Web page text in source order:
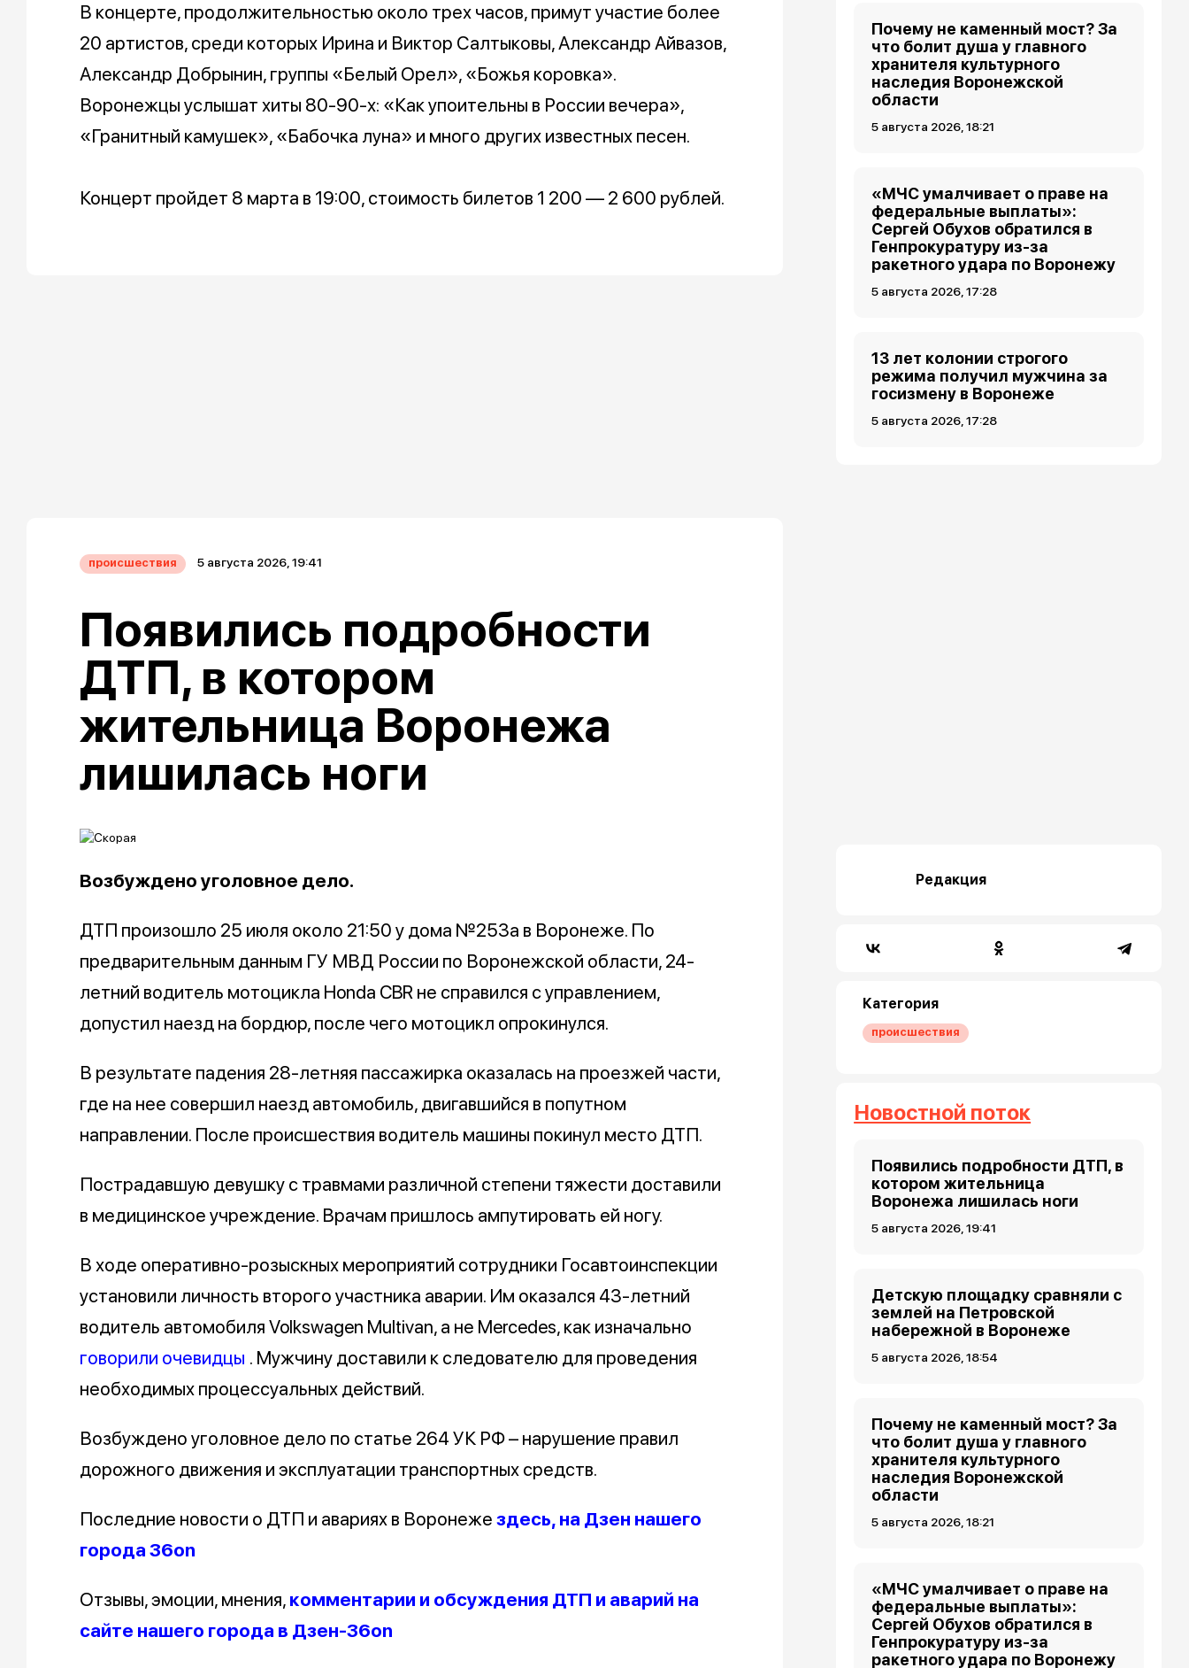
В концерте, продолжительностью около трех часов, примут участие более
20 артистов, среди которых Ирина и Виктор Салтыковы, Александр Айвазов,
Александр Добрынин, группы «Белый Орел», «Божья коровка».
Воронежцы услышат хиты 80-90-х: «Как упоительны в России вечера»,
«Гранитный камушек», «Бабочка луна» и много других известных песен.
Концерт пройдет 8 марта в 19:00, стоимость билетов 1 200 — 2 600 рублей.
Почему не каменный мост? За
что болит душа у главного
хранителя культурного
наследия Воронежской
области
5 августа 2026, 18:21
«МЧС умалчивает о праве на
федеральные выплаты»:
Сергей Обухов обратился в
Генпрокуратуру из-за
ракетного удара по Воронежу
5 августа 2026, 17:28
13 лет колонии строгого
режима получил мужчина за
госизмену в Воронеже
5 августа 2026, 17:28
происшествия 5 августа 2026, 19:41
Появились подробности
ДТП, в котором
жительница Воронежа
лишилась ноги
Возбуждено уголовное дело.
ДТП произошло 25 июля около 21:50 у дома №253а в Воронеже. По
предварительным данным ГУ МВД России по Воронежской области, 24-
летний водитель мотоцикла Honda CBR не справился с управлением,
допустил наезд на бордюр, после чего мотоцикл опрокинулся.
В результате падения 28-летняя пассажирка оказалась на проезжей части,
где на нее совершил наезд автомобиль, двигавшийся в попутном
направлении. После происшествия водитель машины покинул место ДТП.
Пострадавшую девушку с травмами различной степени тяжести доставили
в медицинское учреждение. Врачам пришлось ампутировать ей ногу.
В ходе оперативно-розыскных мероприятий сотрудники Госавтоинспекции
установили личность второго участника аварии. Им оказался 43-летний
водитель автомобиля Volkswagen Multivan, а не Mercedes, как изначально
говорили очевидцы . Мужчину доставили к следователю для проведения
необходимых процессуальных действий.
Возбуждено уголовное дело по статье 264 УК РФ – нарушение правил
дорожного движения и эксплуатации транспортных средств.
Последние новости о ДТП и авариях в Воронеже здесь, на Дзен нашего
города 36on
Отзывы, эмоции, мнения, комментарии и обсуждения ДТП и аварий на
сайте нашего города в Дзен-36on
Редакция
Категория
происшествия
Новостной поток
Появились подробности ДТП, в
котором жительница
Воронежа лишилась ноги
5 августа 2026, 19:41
Детскую площадку сравняли с
землей на Петровской
набережной в Воронеже
5 августа 2026, 18:54
Почему не каменный мост? За
что болит душа у главного
хранителя культурного
наследия Воронежской
области
5 августа 2026, 18:21
«МЧС умалчивает о праве на
федеральные выплаты»:
Сергей Обухов обратился в
Генпрокуратуру из-за
ракетного удара по Воронежу